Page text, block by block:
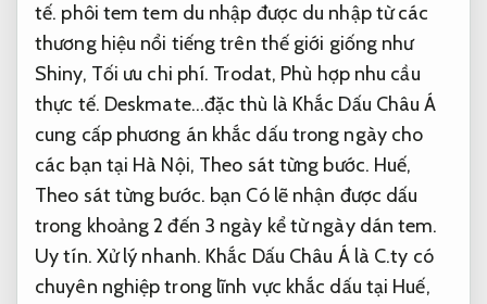
tế. phôi tem tem du nhập được du nhập từ các
thương hiệu nổi tiếng trên thế giới giống như
Shiny, Tối ưu chi phí. Trodat, Phù hợp nhu cầu
thực tế. Deskmate…đặc thù là Khắc Dấu Châu Á
cung cấp phương án khắc dấu trong ngày cho
các bạn tại Hà Nội, Theo sát từng bước. Huế,
Theo sát từng bước. bạn Có lẽ nhận được dấu
trong khoảng 2 đến 3 ngày kể từ ngày dán tem.
Uy tín. Xử lý nhanh. Khắc Dấu Châu Á là C.ty có
chuyên nghiệp trong lĩnh vực khắc dấu tại Huế,